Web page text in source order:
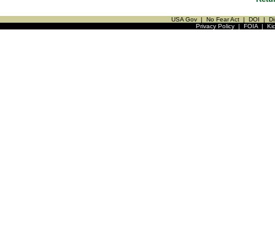
USA Gov | No Fear Act | DOI |
Privacy Policy| FOIA|